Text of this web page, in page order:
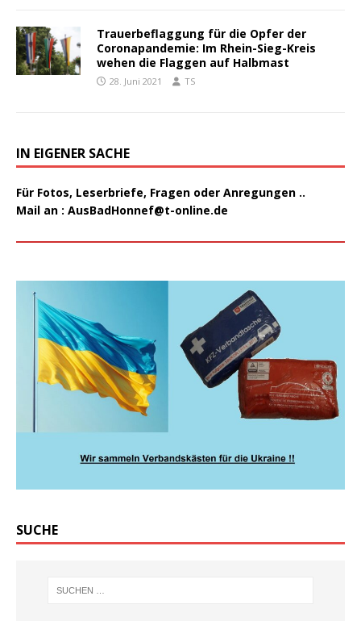
Trauerbeflaggung für die Opfer der
Coronapandemie: Im Rhein-Sieg-Kreis
wehen die Flaggen auf Halbmast
28. Juni 2021 TS
IN EIGENER SACHE
Für Fotos, Leserbriefe, Fragen oder Anregungen ..
Mail an : AusBadHonnef@t-online.de
SUCHE